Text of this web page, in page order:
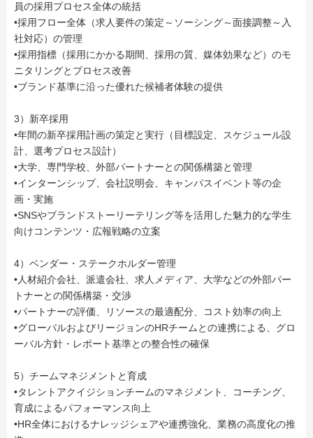
員の採用プロセス全体の統括
•採用フロー全体（求人要件の策定～ソーシング～面接調整～入
社対応）の管理
•採用指標（採用にかかる期間、採用の質、媒体効果など）のモ
ニタリングとプロセス改善
•ブランド基準に沿った優れた候補者体験の提供
3）新卒採用
•年間の新卒採用計画の策定と実行（目標設定、スケジュール設
計、選考プロセス設計）
•大学、専門学校、外部パートナーとの関係構築と管理
•インターンシップ、会社説明会、キャンパスイベント等の企
画・実施
•SNSやブランドストーリーテリング等を活用した魅力的な学生
向けコンテンツ・広報戦略の立案
4）ベンダー・ステークホルダー管理
•人材紹介会社、派遣会社、求人メディア、大学などの外部パー
トナーとの関係構築・交渉
•パートナーの評価、リソースの最適配分、コスト効率の向上
•グローバルおよびリージョンのHRチームとの連携による、グロ
ーバル方針・レポート基準との整合性の確保
5）チームマネジメントと育成
•タレントアクイジションチームのマネジメント、コーチング、
育成によるパフォーマンス向上
•HR全体におけるナレッジシェアや連携強化、業務の高度化の推